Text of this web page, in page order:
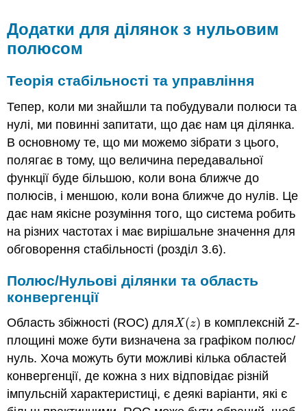
Додатки для ділянок з нульовим
полюсом
Теорія стабільності та управління
Тепер, коли ми знайшли та побудували полюси та
нулі, ми повинні запитати, що дає нам ця ділянка.
В основному те, що ми можемо зібрати з цього,
полягає в тому, що величина передавальної
функції буде більшою, коли вона ближче до
полюсів, і меншою, коли вона ближче до нулів. Це
дає нам якісне розуміння того, що система робить
на різних частотах і має вирішальне значення для
обговорення стабільності (розділ 3.6).
Полюс/Нульові ділянки та область
конвергенції
Область збіжності (ROC) дляX(z)
X(z)
в комплексній Z-
площині може бути визначена за графіком полюс/
нуль. Хоча можуть бути можливі кілька областей
конвергенції, де кожна з них відповідає різній
імпульсній характеристиці, є деякі варіанти, які є